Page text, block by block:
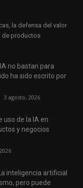
la defensa del valor
de productos
no bastan para
ha sido escrito por
3 agosto, 2026
uso de la IA en
y negocios
inteligencia artificial
pero puede